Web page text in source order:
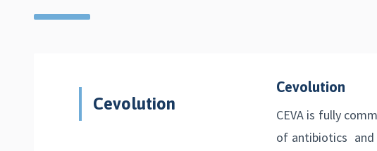
Cevolution
Cevolution
CEVA is fully
of antibiotics